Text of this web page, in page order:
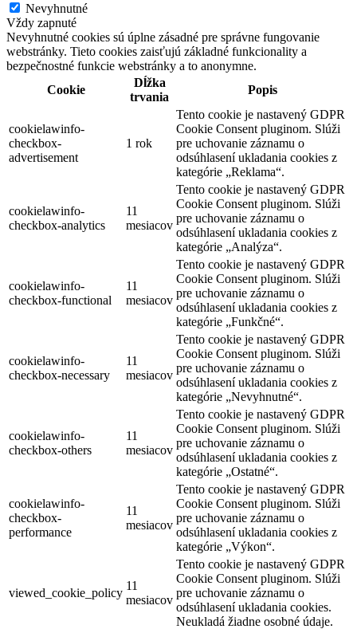
Nevyhnutné
Vždy zapnuté
Nevyhnutné cookies sú úplne zásadné pre správne fungovanie
webstránky. Tieto cookies zaisťujú základné funkcionality a
bezpečnostné funkcie webstránky a to anonymne.
Cookie
Dĺžka
trvania
Popis
cookielawinfo-
checkbox-
advertisement
1 rok
Tento cookie je nastavený GDPR
Cookie Consent pluginom. Slúži
pre uchovanie záznamu o
odsúhlasení ukladania cookies z
kategórie „Reklama“.
cookielawinfo-
checkbox-analytics
11
mesiacov
Tento cookie je nastavený GDPR
Cookie Consent pluginom. Slúži
pre uchovanie záznamu o
odsúhlasení ukladania cookies z
kategórie „Analýza“.
cookielawinfo-
checkbox-functional
11
mesiacov
Tento cookie je nastavený GDPR
Cookie Consent pluginom. Slúži
pre uchovanie záznamu o
odsúhlasení ukladania cookies z
kategórie „Funkčné“.
cookielawinfo-
checkbox-necessary
11
mesiacov
Tento cookie je nastavený GDPR
Cookie Consent pluginom. Slúži
pre uchovanie záznamu o
odsúhlasení ukladania cookies z
kategórie „Nevyhnutné“.
cookielawinfo-
checkbox-others
11
mesiacov
Tento cookie je nastavený GDPR
Cookie Consent pluginom. Slúži
pre uchovanie záznamu o
odsúhlasení ukladania cookies z
kategórie „Ostatné“.
cookielawinfo-
checkbox-
performance
11
mesiacov
Tento cookie je nastavený GDPR
Cookie Consent pluginom. Slúži
pre uchovanie záznamu o
odsúhlasení ukladania cookies z
kategórie „Výkon“.
viewed_cookie_policy
11
mesiacov
Tento cookie je nastavený GDPR
Cookie Consent pluginom. Slúži
pre uchovanie záznamu o
odsúhlasení ukladania cookies.
Neukladá žiadne osobné údaje.